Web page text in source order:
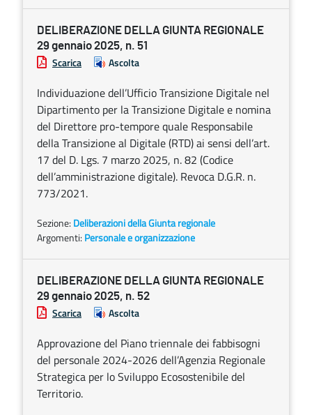
DELIBERAZIONE DELLA GIUNTA REGIONALE
29 gennaio 2025, n. 51
Scarica Ascolta
Individuazione dell’Ufficio Transizione Digitale nel
Dipartimento per la Transizione Digitale e nomina
del Direttore pro-tempore quale Responsabile
della Transizione al Digitale (RTD) ai sensi dell’art.
17 del D. Lgs. 7 marzo 2025, n. 82 (Codice
dell’amministrazione digitale). Revoca D.G.R. n.
773/2021.
Sezione: Deliberazioni della Giunta regionale
Argomenti: Personale e organizzazione
DELIBERAZIONE DELLA GIUNTA REGIONALE
29 gennaio 2025, n. 52
Scarica Ascolta
Approvazione del Piano triennale dei fabbisogni
del personale 2024-2026 dell’Agenzia Regionale
Strategica per lo Sviluppo Ecosostenibile del
Territorio.